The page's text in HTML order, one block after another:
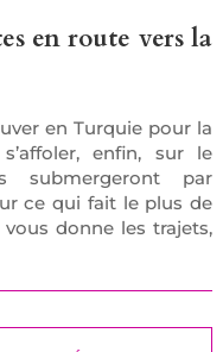
en route vers la
en Turquie pour la
enfin, sur le
submergeront par
ce qui fait le plus de
donne les trajets,